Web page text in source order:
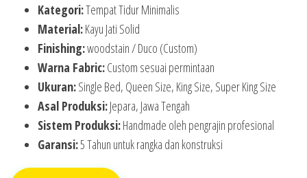
Kategori:Tempat Tidur Minimalis
Material:Kayu Jati Solid
Finishing:woodstain / Duco (Custom)
Warna Fabric:Custom sesuai permintaan
Ukuran:Single Bed, Queen Size, King Size, Super King Size
Asal Produksi:Jepara, Jawa Tengah
Sistem Produksi:Handmade oleh pengrajin profesional
Garansi:5 Tahun untuk rangka dan konstruksi